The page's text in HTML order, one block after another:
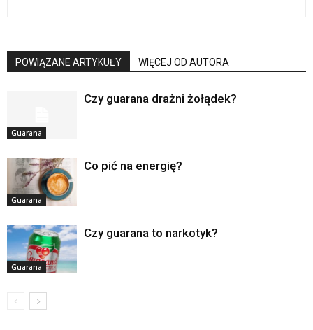
POWIĄZANE ARTYKUŁY WIĘCEJ OD AUTORA
Guarana
Czy guarana drażni żołądek?
Guarana
Co pić na energię?
Guarana
Czy guarana to narkotyk?